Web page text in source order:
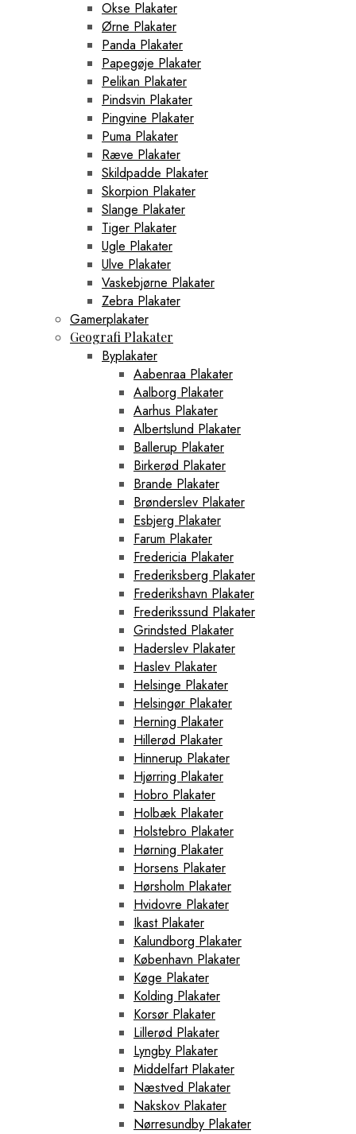
Okse Plakater
Ørne Plakater
Panda Plakater
Papegøje Plakater
Pelikan Plakater
Pindsvin Plakater
Pingvine Plakater
Puma Plakater
Ræve Plakater
Skildpadde Plakater
Skorpion Plakater
Slange Plakater
Tiger Plakater
Ugle Plakater
Ulve Plakater
Vaskebjørne Plakater
Zebra Plakater
Gamerplakater
Geografi Plakater
Byplakater
Aabenraa Plakater
Aalborg Plakater
Aarhus Plakater
Albertslund Plakater
Ballerup Plakater
Birkerød Plakater
Brande Plakater
Brønderslev Plakater
Esbjerg Plakater
Farum Plakater
Fredericia Plakater
Frederiksberg Plakater
Frederikshavn Plakater
Frederikssund Plakater
Grindsted Plakater
Haderslev Plakater
Haslev Plakater
Helsinge Plakater
Helsingør Plakater
Herning Plakater
Hillerød Plakater
Hinnerup Plakater
Hjørring Plakater
Hobro Plakater
Holbæk Plakater
Holstebro Plakater
Hørning Plakater
Horsens Plakater
Hørsholm Plakater
Hvidovre Plakater
Ikast Plakater
Kalundborg Plakater
København Plakater
Køge Plakater
Kolding Plakater
Korsør Plakater
Lillerød Plakater
Lyngby Plakater
Middelfart Plakater
Næstved Plakater
Nakskov Plakater
Nørresundby Plakater